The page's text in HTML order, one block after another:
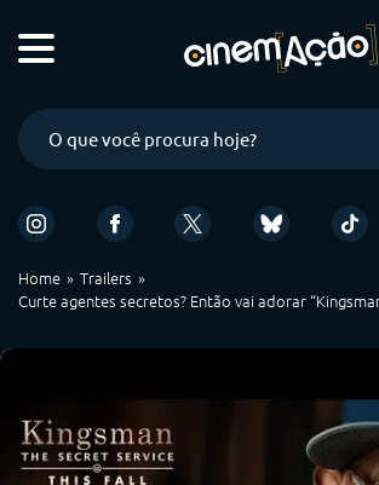
Home
Trailers
Curte agentes secretos? Então vai adorar